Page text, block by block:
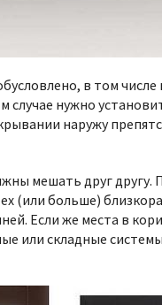
в том
нужно
наружу
мешать друг
(или больше)
Если же места в
или складные